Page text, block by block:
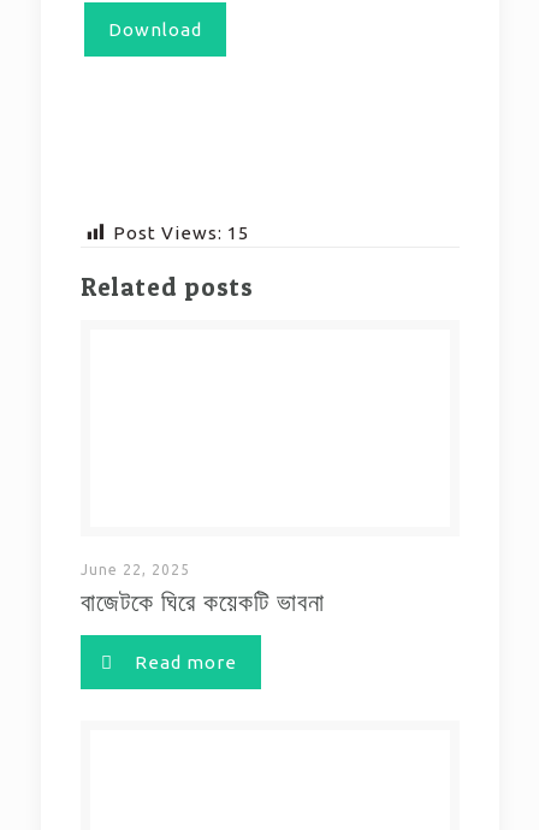
Download
Post Views: 15
Related posts
June 22, 2025
বাজেটকে ঘিরে কয়েকটি ভাবনা
Read more